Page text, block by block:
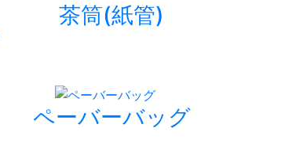
茶筒(紙管)
ペーバーバッグ